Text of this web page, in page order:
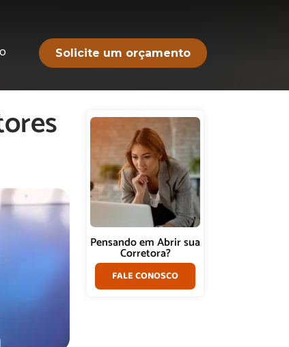
Solicite um orçamento
Pensando em Abrir sua
Corretora?
FALE CONOSCO